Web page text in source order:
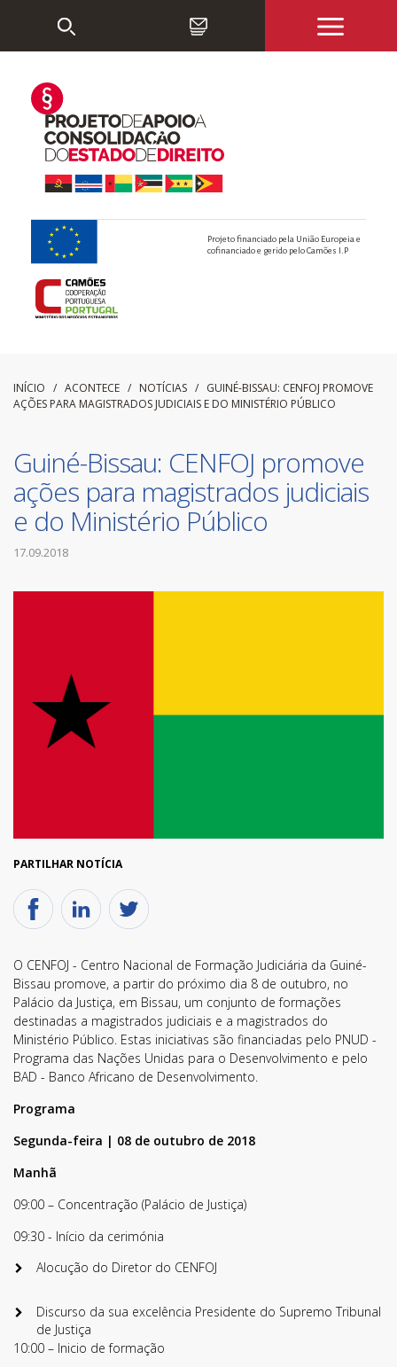
Projeto financiado pela União Europeia e
cofinanciado e gerido pelo Camões I.P
INÍCIO / ACONTECE / NOTÍCIAS / GUINÉ-BISSAU: CENFOJ PROMOVE
AÇÕES PARA MAGISTRADOS JUDICIAIS E DO MINISTÉRIO PÚBLICO
Guiné-Bissau: CENFOJ promove
ações para magistrados judiciais
e do Ministério Público
17.09.2018
PARTILHAR NOTÍCIA
O CENFOJ - Centro Nacional de Formação Judiciária da Guiné-
Bissau promove, a partir do próximo dia 8 de outubro, no
Palácio da Justiça, em Bissau, um conjunto de formações
destinadas a magistrados judiciais e a magistrados do
Ministério Público. Estas iniciativas são financiadas pelo PNUD -
Programa das Nações Unidas para o Desenvolvimento e pelo
BAD - Banco Africano de Desenvolvimento.
Programa
Segunda-feira | 08 de outubro de 2018
Manhã
09:00 – Concentração (Palácio de Justiça)
09:30 - Início da cerimónia
Alocução do Diretor do CENFOJ
Discurso da sua excelência Presidente do Supremo Tribunal
de Justiça
10:00 – Inicio de formação